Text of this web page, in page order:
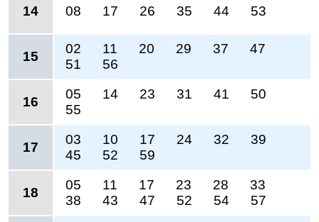
14 08 17 26 35 44 53
15
02 11 20 29 37
47
51
56
16
05 14 23 31 41
50
55
17
03 10 17 24 32
39
45
52 59
18
05 11 17 23 28
33
38
43 47 52 54 57